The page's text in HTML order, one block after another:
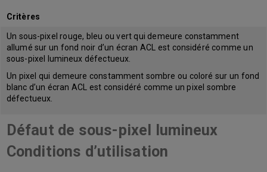
Critères
Un sous-pixel rouge, bleu ou vert qui demeure constamment
allumé sur un fond noir d’un écran ACL est considéré comme un
sous-pixel lumineux défectueux.
Un pixel qui demeure constamment sombre ou coloré sur un fond
blanc d’un écran ACL est considéré comme un pixel sombre
défectueux.
Défaut de sous-pixel lumineux
Conditions d’utilisation